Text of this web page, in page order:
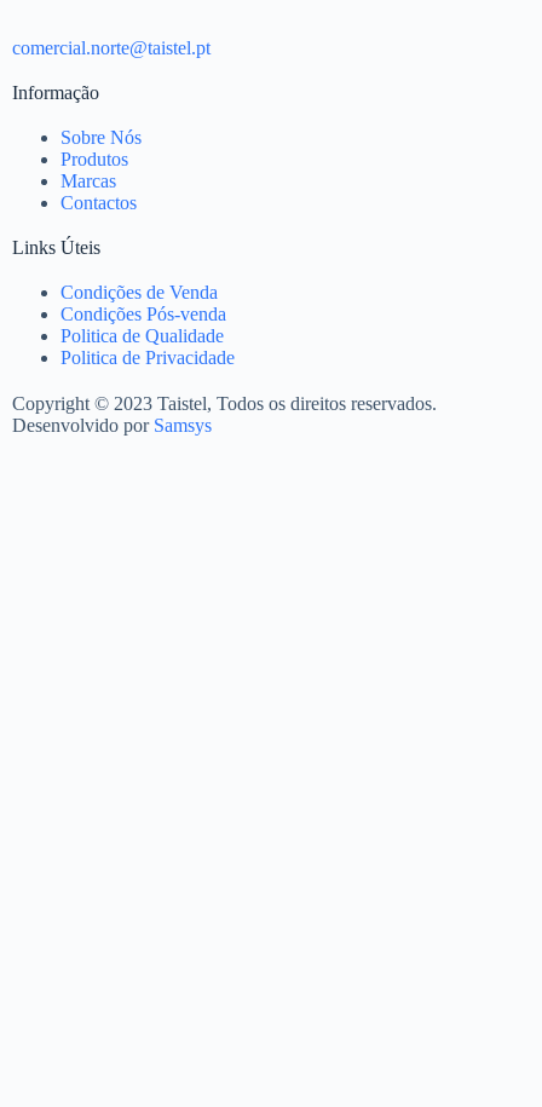
comercial.norte@taistel.pt
Informação
Sobre Nós
Produtos
Marcas
Contactos
Links Úteis
Condições de Venda
Condições Pós-venda
Politica de Qualidade
Politica de Privacidade
Copyright © 2023 Taistel, Todos os direitos reservados.
Desenvolvido por Samsys